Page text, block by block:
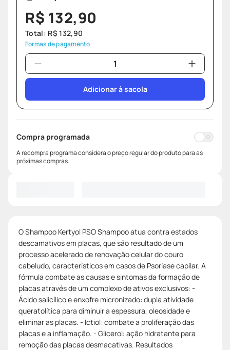
R$ 132,90
Total: R$ 132,90
Formas de pagamento
Adicionar à sacola
Compra programada
A recompra programa considera o preço regular do produto para as
próximas compras.
O Shampoo Kertyol PSO Shampoo atua contra estados
descamativos em placas, que são resultado de um
processo acelerado de renovação celular do couro
cabeludo, característicos em casos de Psoríase capilar. A
fórmula combate as causas e sintomas da formação de
placas através de um complexo de ativos exclusivos: -
Ácido salicílico e enxofre micronizado: dupla atividade
queratolítica para diminuir a espessura, oleosidade e
eliminar as placas. - Ictiol: combate a proliferação das
placas e a inflamação. - Glicerol: ação hidratante para
remoção das placas desmacativas. Resultados